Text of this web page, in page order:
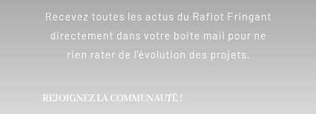
Recevez toutes les actus du Rafiot Fringant
directement dans votre boite mail pour ne
rien rater de l’évolution des projets.
REJOIGNEZ LA COMMUNAUTÉ !